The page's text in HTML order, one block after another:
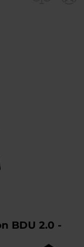
BDU 2.0 -